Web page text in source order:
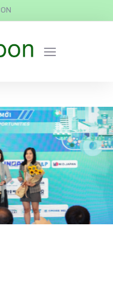
Business
Vị Tiên
Triển